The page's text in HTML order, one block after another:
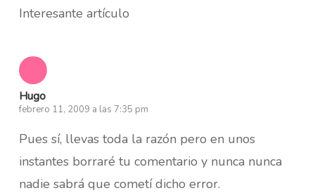
Interesante artículo
Hugo
febrero 11, 2009 a las 7:35 pm
Pues sí, llevas toda la razón pero en unos
instantes borraré tu comentario y nunca nunca
nadie sabrá que cometí dicho error.